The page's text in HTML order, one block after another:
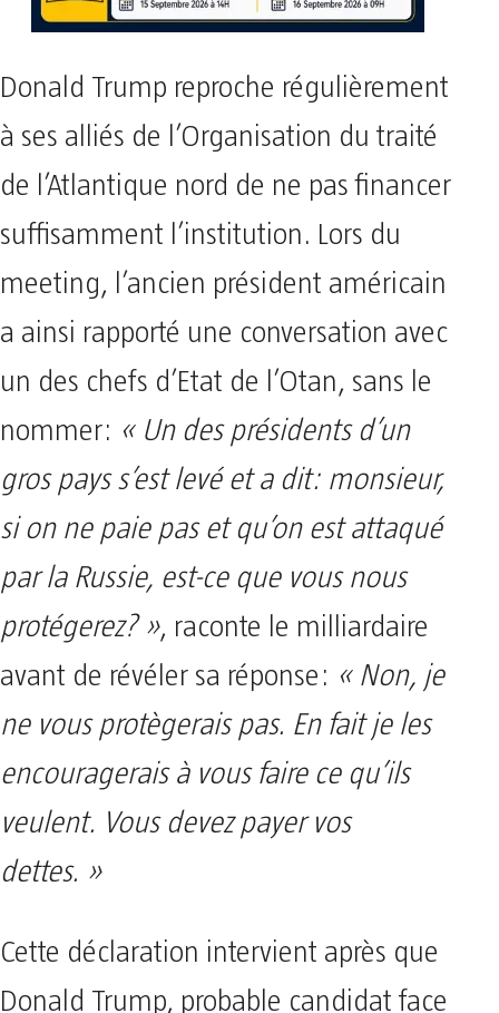
Donald Trump reproche régulièrement
à ses alliés de l’Organisation du traité
de l’Atlantique nord de ne pas financer
suffisamment l’institution. Lors du
meeting, l’ancien président américain
a ainsi rapporté une conversation avec
un des chefs d’Etat de l’Otan, sans le
nommer: « Un des présidents d’un
gros pays s’est levé et a dit: monsieur,
si on ne paie pas et qu’on est attaqué
par la Russie, est-ce que vous nous
protégerez? », raconte le milliardaire
avant de révéler sa réponse: « Non, je
ne vous protègerais pas. En fait je les
encouragerais à vous faire ce qu’ils
veulent. Vous devez payer vos
dettes. »
Cette déclaration intervient après que
Donald Trump, probable candidat face